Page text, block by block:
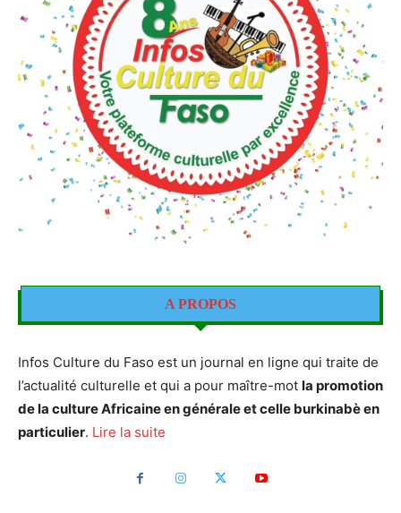
A PROPOS
Infos Culture du Faso est un journal en ligne qui traite de
l’actualité culturelle et qui a pour maître-mot la promotion
de la culture Africaine en générale et celle burkinabè en
particulier. Lire la suite